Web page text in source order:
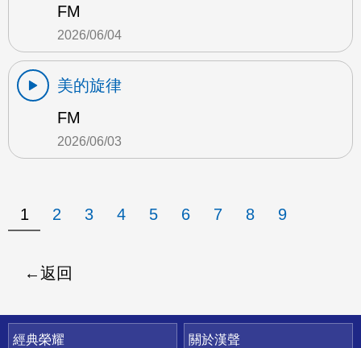
FM
2026/06/04
美的旋律
FM
2026/06/03
1 2 3 4 5 6 7 8 9
返回
快速連結
經典榮耀
關於漢聲